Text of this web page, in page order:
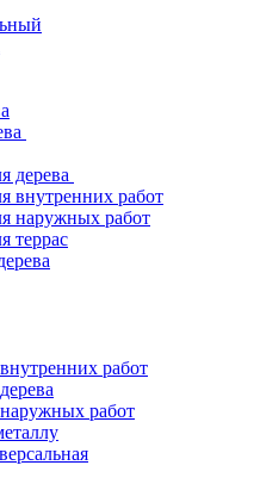
дерева
внутренних работ
наружных работ
террас
работ
работ